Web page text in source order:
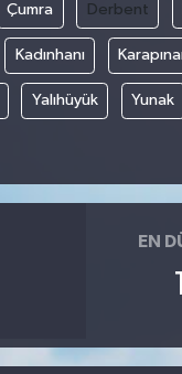
Çumra Derbent
Kadınhanı
Yalıhüyük Yunak
EN